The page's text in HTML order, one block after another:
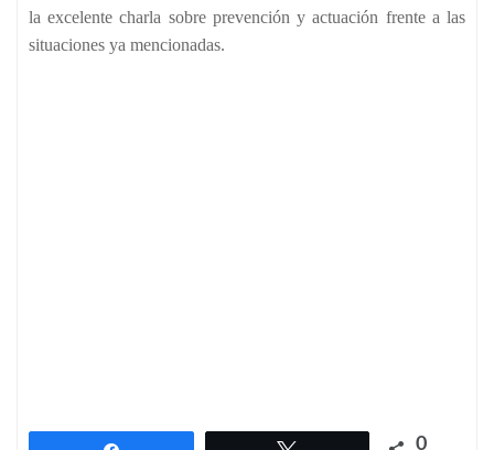
la excelente charla sobre prevención y actuación frente a las
situaciones ya mencionadas.
0